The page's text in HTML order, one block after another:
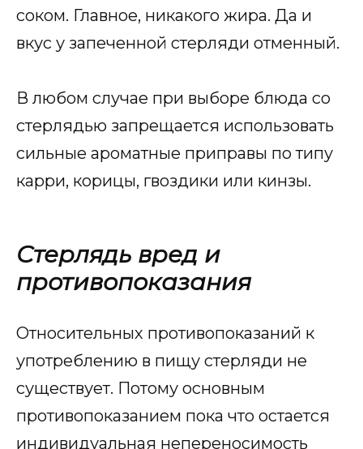
соком. Главное, никакого жира. Да и
вкус у запеченной стерляди отменный.
В любом случае при выборе блюда со
стерлядью запрещается использовать
сильные ароматные приправы по типу
карри, корицы, гвоздики или кинзы.
Стерлядь вред и
противопоказания
Относительных противопоказаний к
употреблению в пищу стерляди не
существует. Потому основным
противопоказанием пока что остается
индивидуальная непереносимость